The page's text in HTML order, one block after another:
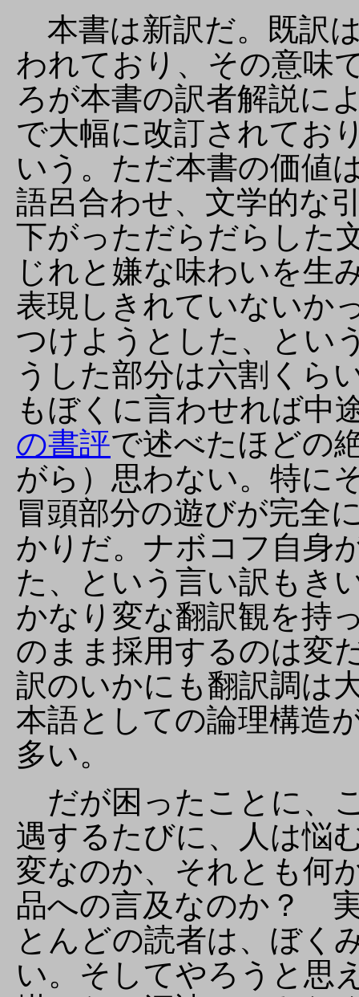
本書は新訳だ。既訳
われており、その意味
ろが本書の訳者解説に
で大幅に改訂されてお
いう。ただ本書の価値
語呂合わせ、文学的な
下がっただらだらした
じれと嫌な味わいを生
表現しきれていないか
つけようとした、とい
うした部分は六割くら
もぼくに言わせれば中
の書評で述べたほどの
がら）思わない。特に
冒頭部分の遊びが完全
かりだ。ナボコフ自身
た、という言い訳もき
かなり変な翻訳観を持
のまま採用するのは変
訳のいかにも翻訳調は
本語としての論理構造
多い。
だが困ったことに、
遇するたびに、人は悩
変なのか、それとも何
品への言及なのか？
とんどの読者は、ぼく
い。そしてやろうと思